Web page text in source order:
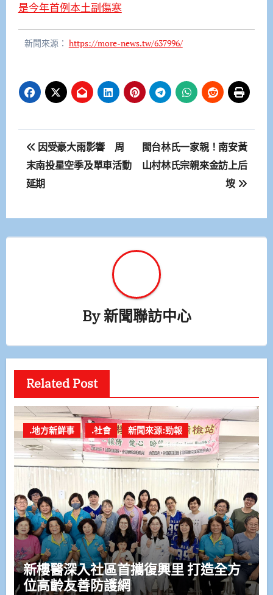
是今年首例本土副傷寒
新聞來源： https://more-news.tw/637996/
文
章
導
覽
因受豪大雨影響 周
末南投星空季及單車活動
延期
閩台林氏一家親！南安黃
山村林氏宗親來金訪上后
垵
By新聞聯訪中心
Related Post
.地方新鮮事 .社會 新聞來源:勁報
新樓醫深入社區首攜復興里 打造全方
位高齡友善防護網